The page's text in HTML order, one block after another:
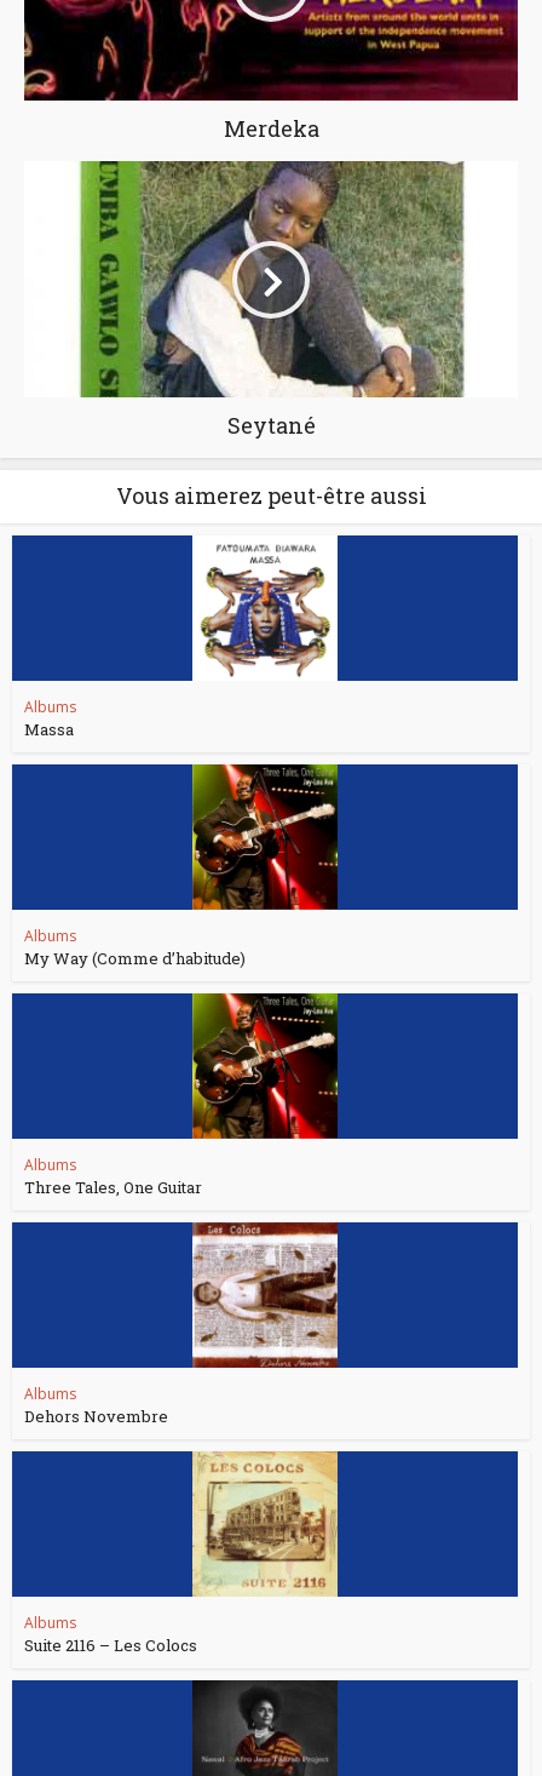
Merdeka
Seytané
Vous aimerez peut-être aussi
Albums
Massa
Albums
My Way (Comme d’habitude)
Albums
Three Tales, One Guitar
Albums
Dehors Novembre
Albums
Suite 2116 – Les Colocs